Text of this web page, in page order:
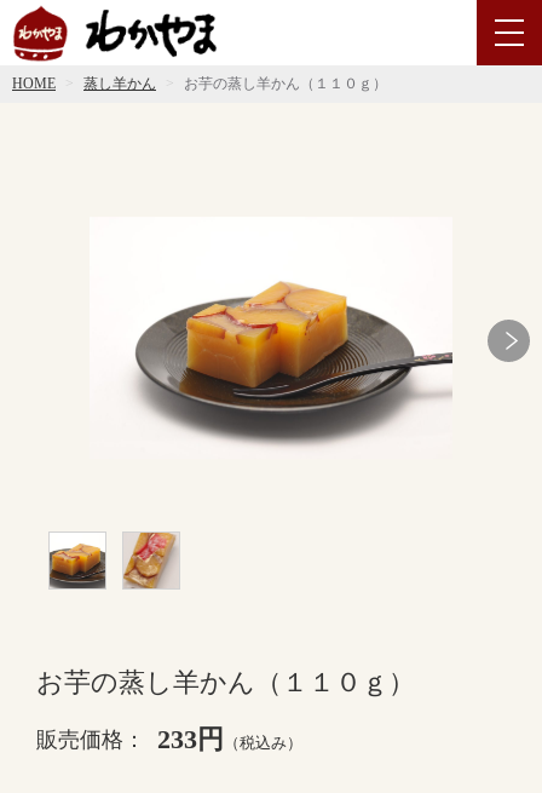
HOME 蒸し羊かん お芋の蒸し羊かん（１１０ｇ）
お芋の蒸し羊かん（１１０ｇ）
販売価格： 233円 （税込み）